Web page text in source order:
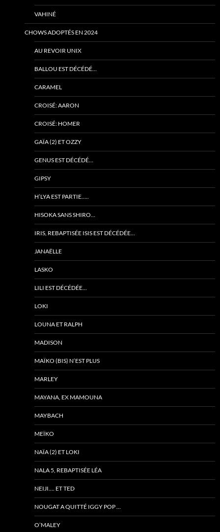
VAHINÉ
CHOWS ADOPTÉS EN 2024
AU REVOIR UNIX
BALLOU EST DÉCÉDÉ…
CARAMEL
CROISÉ: AARON
CROISÉ: HOMER
GAÏA (2) ET OZZY
GENUS EST DÉCÉDÉ…
GIPSY
H’LYA EST PARTIE…..
HISOKA SANS SHIRO…
IRIS, REBAPTISÉE ISIS EST DÉCÉDÉE…
JANAËLLE
LASKO
LILI EST DÉCÉDÉE…
LOKI
LOUNA ET RALPH
MADISON
MAÏKO (BIS) N’EST PLUS
MARLEY
MAYANA, EX MAMOUNA
MAYBACH
MEÏKO
NAÏA (2) ET LOKI
NALA 5, REBAPTISÉE LÉA
NEIJI…. ET TED
NOUGAT A QUITTÉ IGGY POP …
O’MALEY